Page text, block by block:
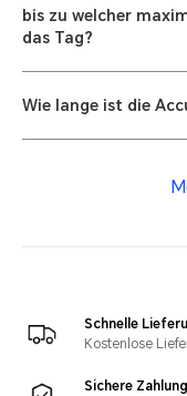
bis zu welcher
das Tag?
Wie lange ist die
Schnelle
Kostenlose
Sichere Zahlung